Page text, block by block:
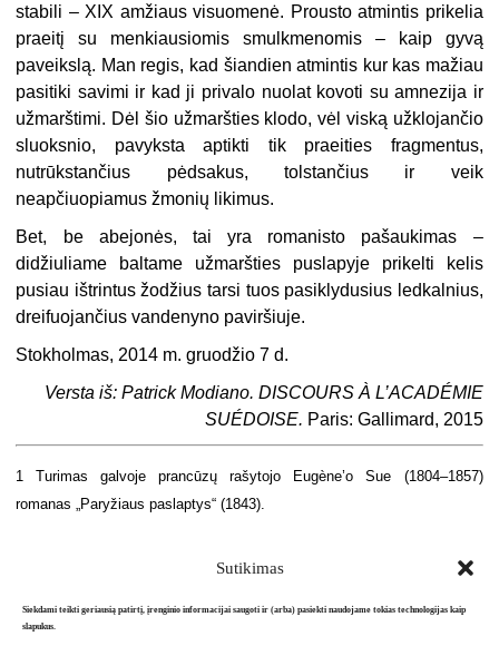
Sutikimas
Siekdami teikti geriausią patirtį, įrenginio informacijai saugoti ir (arba) pasiekti naudojame tokias technologijas kaip
slapukus.
stabili – XIX amžiaus visuomenė. Prousto atmintis prikelia
praeitį su menkiausiomis smulkmenomis – kaip gyvą
paveikslą. Man regis, kad šiandien atmintis kur kas mažiau
pasitiki savimi ir kad ji privalo nuolat kovoti su amnezija ir
užmarštimi. Dėl šio užmaršties klodo, vėl viską užklojančio
sluoksnio, pavyksta aptikti tik praeities fragmentus,
nutrūkstančius pėdsakus, tolstančius ir veik
neapčiuopiamus žmonių likimus.
Bet, be abejonės, tai yra romanisto pašaukimas –
didžiuliame baltame užmaršties puslapyje prikelti kelis
pusiau ištrintus žodžius tarsi tuos pasiklydusius ledkalnius,
dreifuojančius vandenyno paviršiuje.
Stokholmas, 2014 m. gruodžio 7 d.
Versta iš: Patrick Modiano. DISCOURS À L’ACADÉMIE
SUÉDOISE. Paris: Gallimard, 2015
1
Turimas galvoje prancūzų rašytojo Eugène’o Sue (1804–1857)
romanas „Paryžiaus paslaptys“ (1843).